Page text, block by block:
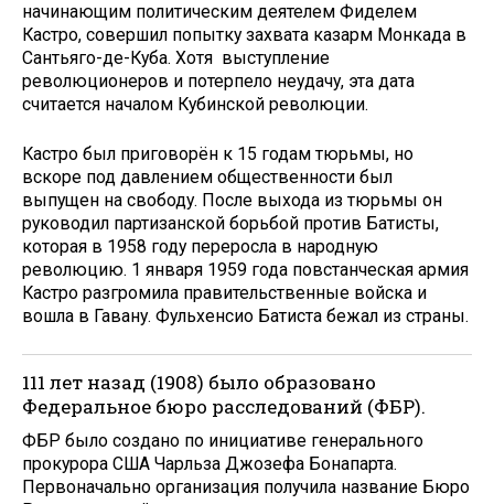
начинающим политическим деятелем Фиделем
Кастро, совершил попытку захвата казарм Монкада в
Сантьяго-де-Куба. Хотя выступление
революционеров и потерпело неудачу, эта дата
считается началом Кубинской революции.
Кастро был приговорён к 15 годам тюрьмы, но
вскоре под давлением общественности был
выпущен на свободу. После выхода из тюрьмы он
руководил партизанской борьбой против Батисты,
которая в 1958 году переросла в народную
революцию. 1 января 1959 года повстанческая армия
Кастро разгромила правительственные войска и
вошла в Гавану. Фульхенсио Батиста бежал из страны.
111 лет назад (1908) было образовано
Федеральное бюро расследований (ФБР).
ФБР было создано по инициативе генерального
прокурора США Чарльза Джозефа Бонапарта.
Первоначально организация получила название Бюро